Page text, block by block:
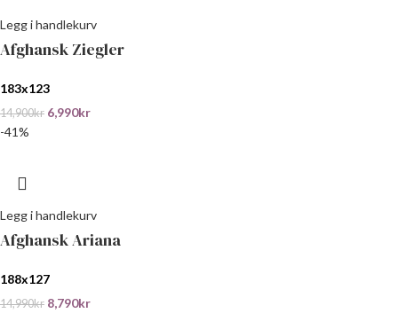
Legg i handlekurv
Afghansk Ziegler
183x123
14,900kr 6,990kr
-41%
Legg i handlekurv
Afghansk Ariana
188x127
14,990kr 8,790kr